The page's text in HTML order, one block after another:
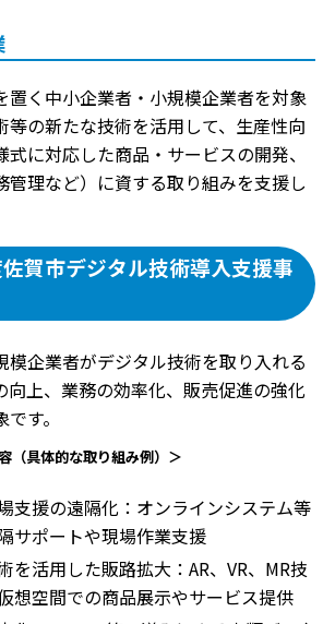
置く中小企業者・小規模企業者を対象
等の新たな技術を活用して、生産性向
に対応した商品・サービスの開発、
管理など）に資する取り組みを支援し
賀市デジタル技術導入支援事
模企業者がデジタル技術を取り入れる
向上、業務の効率化、販売促進の強化
す。
（具体的な取り組み例）＞
支援の遠隔化：オンラインシステム等
サポートや現場作業支援
を活用した販路拡大：AR、VR、MR技
想空間での商品展示やサービス提供